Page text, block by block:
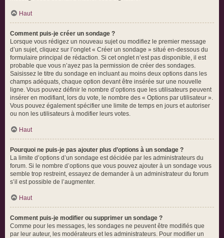
Haut
Comment puis-je créer un sondage ?
Lorsque vous rédigez un nouveau sujet ou modifiez le premier message
d’un sujet, cliquez sur l’onglet « Créer un sondage » situé en-dessous du
formulaire principal de rédaction. Si cet onglet n’est pas disponible, il est
probable que vous n’ayez pas la permission de créer des sondages.
Saisissez le titre du sondage en incluant au moins deux options dans les
champs adéquats, chaque option devant être insérée sur une nouvelle
ligne. Vous pouvez définir le nombre d’options que les utilisateurs peuvent
insérer en modifiant, lors du vote, le nombre des « Options par utilisateur ».
Vous pouvez également spécifier une limite de temps en jours et autoriser
ou non les utilisateurs à modifier leurs votes.
Haut
Pourquoi ne puis-je pas ajouter plus d’options à un sondage ?
La limite d’options d’un sondage est décidée par les administrateurs du
forum. Si le nombre d’options que vous pouvez ajouter à un sondage vous
semble trop restreint, essayez de demander à un administrateur du forum
s’il est possible de l’augmenter.
Haut
Comment puis-je modifier ou supprimer un sondage ?
Comme pour les messages, les sondages ne peuvent être modifiés que
par leur auteur, les modérateurs et les administrateurs. Pour modifier un